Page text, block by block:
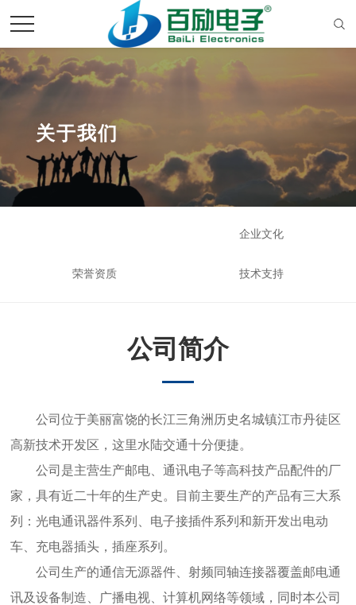
关于我们
企业文化
荣誉资质 技术支持
公司简介
公司位于美丽富饶的长江三角洲历史名城镇江市丹徒区
高新技术开发区，这里水陆交通十分便捷。
公司是主营生产邮电、通讯电子等高科技产品配件的厂
家，具有近二十年的生产史。目前主要生产的产品有三大系
列：光电通讯器件系列、电子接插件系列和新开发出电动
车、充电器插头，插座系列。
公司生产的通信无源器件、射频同轴连接器覆盖邮电通
讯及设备制造、广播电视、计算机网络等领域，同时本公司